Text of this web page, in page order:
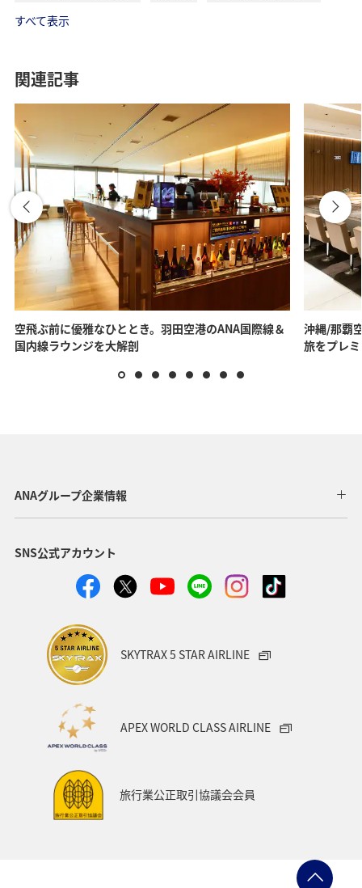
すべて表示
関連記事
空飛ぶ前に優雅なひととき。羽田空港のANA国際線＆
国内線ラウンジを大解剖
沖縄/那覇
旅をプレ
ANAグループ企業情報
SNS公式アカウント
SKYTRAX 5 STAR AIRLINE
APEX WORLD CLASS AIRLINE
旅行業公正取引協議会会員